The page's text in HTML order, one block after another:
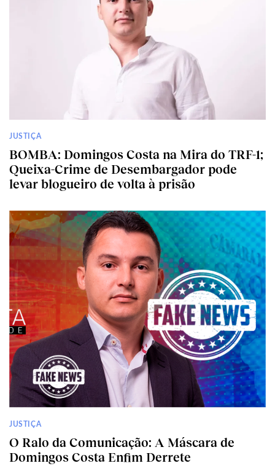
JUSTIÇA
BOMBA: Domingos Costa na Mira do TRF-1;
Queixa-Crime de Desembargador pode
levar blogueiro de volta à prisão
JUSTIÇA
O Ralo da Comunicação: A Máscara de
Domingos Costa Enfim Derrete